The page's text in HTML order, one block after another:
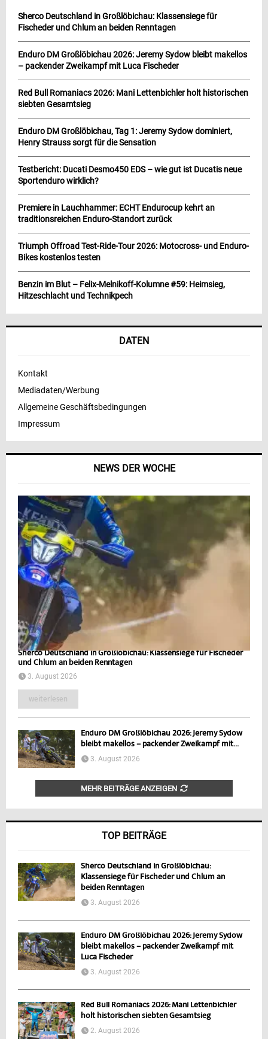
NEWS DER WOCHE
Sherco Deutschland in Großlöbichau: Klassensiege für Fischeder
und Chlum an beiden Renntagen
3. August 2026
weiterlesen
Enduro DM Großlöbichau 2026: Jeremy Sydow
bleibt makellos – packender Zweikampf mit...
3. August 2026
MEHR BEITRÄGE ANZEIGEN
TOP BEITRÄGE
Sherco Deutschland in Großlöbichau:
Klassensiege für Fischeder und Chlum an
beiden Renntagen
3. August 2026
Enduro DM Großlöbichau 2026: Jeremy Sydow
bleibt makellos – packender Zweikampf mit
Luca Fischeder
3. August 2026
Red Bull Romaniacs 2026: Mani Lettenbichler
holt historischen siebten Gesamtsieg
2. August 2026
Sherco Deutschland in Großlöbichau: Klassensiege für
Fischeder und Chlum an beiden Renntagen
Enduro DM Großlöbichau 2026: Jeremy Sydow bleibt makellos
– packender Zweikampf mit Luca Fischeder
Red Bull Romaniacs 2026: Mani Lettenbichler holt historischen
siebten Gesamtsieg
Enduro DM Großlöbichau, Tag 1: Jeremy Sydow dominiert,
Henry Strauss sorgt für die Sensation
Testbericht: Ducati Desmo450 EDS – wie gut ist Ducatis neue
Sportenduro wirklich?
Premiere in Lauchhammer: ECHT Endurocup kehrt an
traditionsreichen Enduro-Standort zurück
Triumph Offroad Test-Ride-Tour 2026: Motocross- und Enduro-
Bikes kostenlos testen
Benzin im Blut – Felix-Melnikoff-Kolumne #59: Heimsieg,
Hitzeschlacht und Technikpech
DATEN
Kontakt
Mediadaten/Werbung
Allgemeine Geschäftsbedingungen
Impressum